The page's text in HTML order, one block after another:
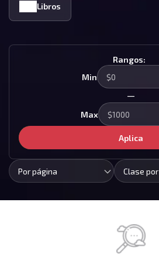
Libros
Rangos:
Min
—
Max
Aplica
Por página Clase por